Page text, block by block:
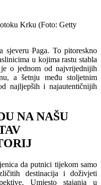
Krku (Foto: Getty
Paga. To pitoreskno
u kojima rastu stabla
o jednom od najvrijednijih
a šetnju među stoljetnim
najljepših i najautentičnijih
NA NAŠU
da putnici tijekom samo
destinacija i doživjeti
Umjesto stajanja u